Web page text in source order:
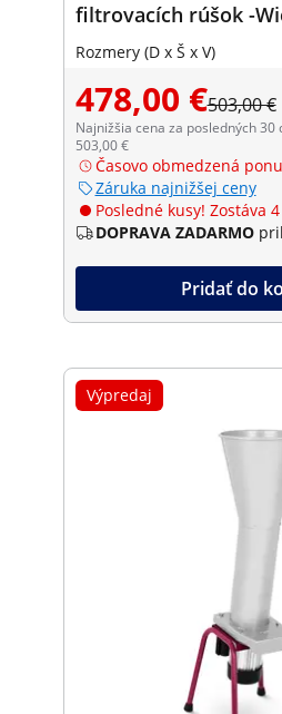
filtrovacích rúšok -
Rozmery (D x Š x V)
478,00 €503,00 €
Najnižšia cena za posledných 30
503,00 €
Časovo obmedzená
Záruka najnižšej ceny
Posledné kusy! Zostáva
DOPRAVA ZADARMO
Pridať do
Výpredaj